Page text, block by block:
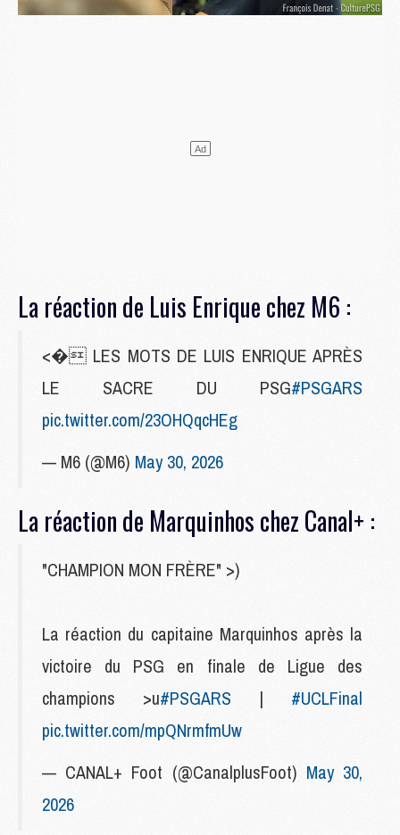
La réaction de Luis Enrique chez M6 :
<� LES MOTS DE LUIS ENRIQUE APRÈS
LE SACRE DU PSG#PSGARS
pic.twitter.com/23OHQqcHEg
— M6 (@M6) May 30, 2026
La réaction de Marquinhos chez Canal+ :
"CHAMPION MON FRÈRE" >)
La réaction du capitaine Marquinhos après la
victoire du PSG en finale de Ligue des
champions >u#PSGARS | #UCLFinal
pic.twitter.com/mpQNrmfmUw
— CANAL+ Foot (@CanalplusFoot) May 30,
2026